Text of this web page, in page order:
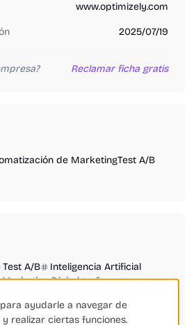
www.optimizely.com
2025/07/19
Reclamar ficha gratis
de MarketingTest A/B
Test A/B
Inteligencia Artificial
Marketing Digital
eCommerce
de Feeds
ayudarle a navegar de
realizar ciertas funciones.